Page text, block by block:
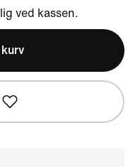
ved kassen.